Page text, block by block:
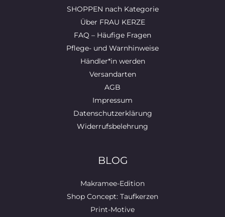
SHOPPEN nach Kategorie
Über FRAU KERZE
FAQ – Häufige Fragen
Pflege- und Warnhinweise
Händler*in werden
Versandarten
AGB
Impressum
Datenschutzerklärung
Widerrufsbelehrung
BLOG
Makramee-Edition
Shop Concept: Taufkerzen
Print-Motive